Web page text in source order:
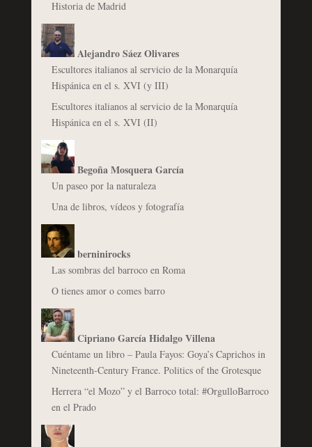
Historia de Madrid
Alejandro Sáez Olivares
Escultores italianos al servicio de la Monarquía
Hispánica en el s. XVI (y III)
Escultores italianos al servicio de la Monarquía
Hispánica en el s. XVI (II)
Begoña Mosquera García
Un paseo por la naturaleza
Una de libros, vídeos y fotografía
berninirocks
Las sombras del barroco en Roma
O tienes amor o comes barro
Cipriano García Hidalgo Villena
Cuéntame un libro – Paula Fayos: Goya’s Caprichos in
Nineteenth-Century France. Politics of the Grotesque
Herrera “el Mozo” y el Barroco total: #OrgulloBarroco
en el Prado